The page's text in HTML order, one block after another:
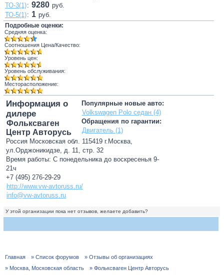
ТО-3(1): 9280 руб.
ТО-5(1): 1 руб.
Подробные оценки:
Средняя оценка:
Соотношения Цена/Качество:
Уровень цен:
Уровень обслуживания:
Месторасположение:
Популярные новые авто:
Volkswagen Polo седан (4)
Обращения по гарантии:
Двигатель (1)
Информация о
дилере
Фольксваген
Центр Авторусь
Россия Московская обл. 115419 г.Москва,
ул.Орджоникидзе, д. 11, стр. 32
Время работы: С понедельника до воскресенья 9-
21ч
+7 (495) 276-29-29
http://www.vw-avtoruss.ru/
info@vw-avtoruss.ru
У этой организации пока нет отзывов, желаете добавить?
Главная » Список форумов
» Отзывы об организациях
» Москва, Московская область
» Фольксваген Центр Авторусь